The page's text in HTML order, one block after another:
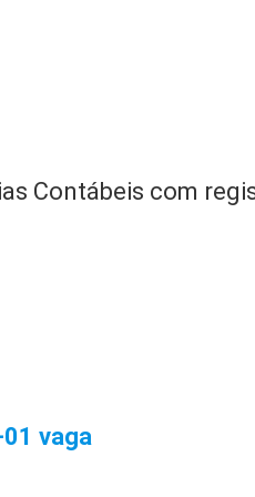
Contábeis com
01 vaga